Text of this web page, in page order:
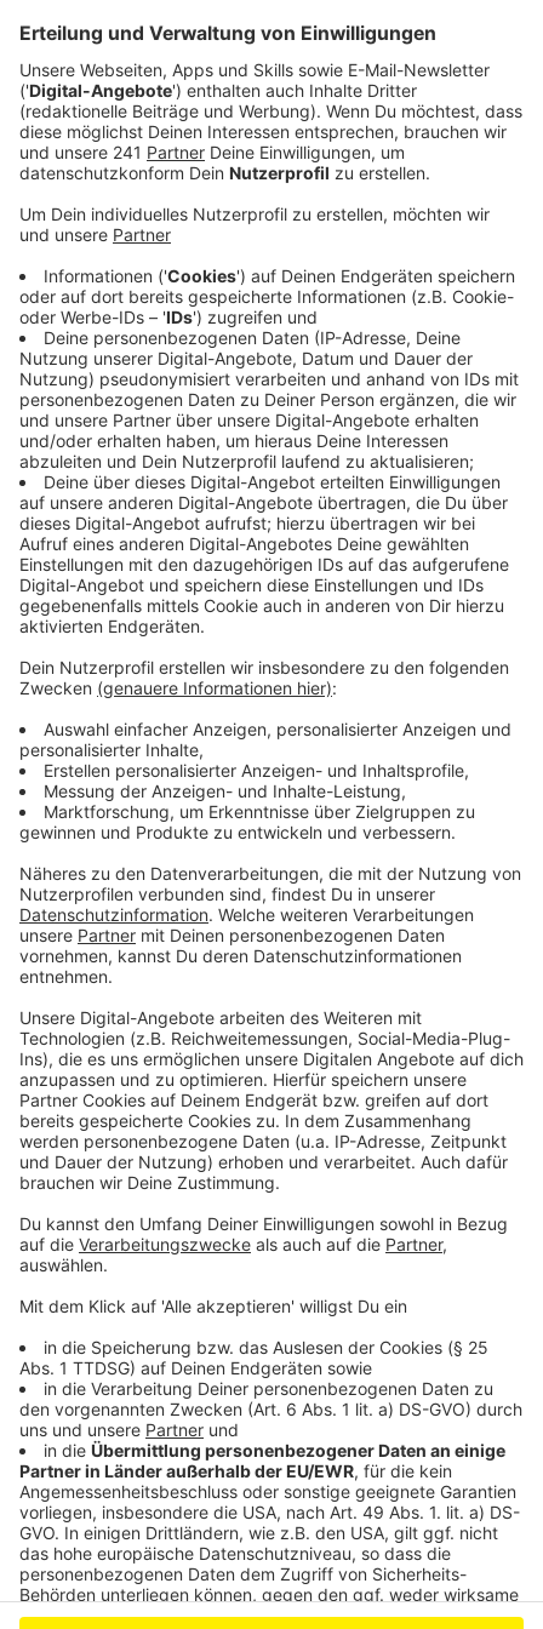
Anzeige
Anzeige
Auch die Fahrt mit Bus und Bahn ist nur noch für
Geimpfte, Genesene oder aktuell Getestete möglich.
Die Deutsche Bahn hat bereits angekündigt,
und Kontrollpersonal durchzuführen. Wer keines der
Bahn werde hier bei Problemen auf Unterstützung der
Bundespolizei zurückgreifen, sagte ein Bahnsprecher.
Die Wupsi will eine Sicherheitsfirma beauftragen, die
Fahrgäste stichprobenartig auf die 3G-Regel prüft.
Auch die KVB will nach eigenen Angaben nur
stichprobenartige Kontrollen durchführen. Sie hofft
auf Unterstützung von Polizei und Ordnungsamt, sagte
ein KVB-Sprecher.
Die Stadt Leverkusen hat Kontrollen durch den
Ordnungsdienst nicht ausgeschlossen. Das habe die
Stadt auch nach Einführung der Maskenpflicht
stichprobenartig gemacht.
Anzeige
Arbeitgeber müssen 3G-Nachweise
kontrollieren
Welcher Mitarbeiter ist geimpft, welcher nicht?
Darüber werden die Unternehmen bei uns Buch führen
müssen, sagt die IHK. Und auch die Personen, die
ihrem Arbeitgeber keine Auskunft über ihren
Impfstatus geben wollen, müssen ab Mittwoch
täglich einen negativen Test vorzeigen. Ein Selbsttest
gilt nur, wenn er vor Ort am Arbeitsplatz unter Aufsicht
durchgeführt wird.
Zweimal die Woche müssen Arbeitgeber einen
Schnelltest zur Verfügung stellen, zusätzlich hat jeder
einmal die Woche Anspruch auf einen kostenlosen
Bürgertest in den offiziellen Teststellen.
Anzeige